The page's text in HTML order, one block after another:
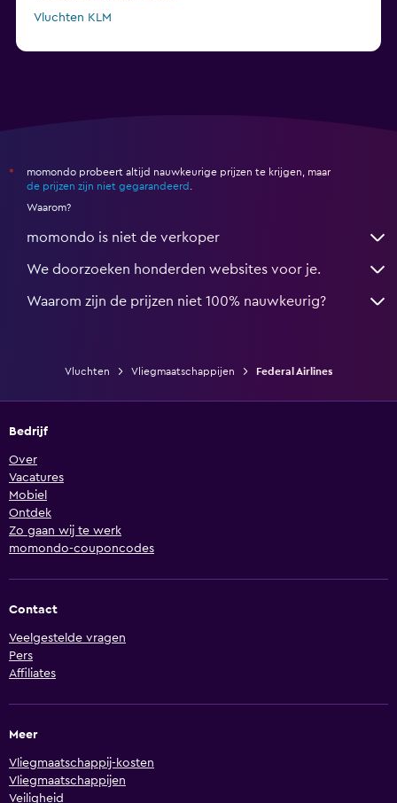
Vluchten KLM
*
momondo probeert altijd nauwkeurige prijzen te krijgen, maar
de prijzen zijn niet gegarandeerd
Waarom?
momondo is niet de verkoper
We doorzoeken honderden websites voor je.
Waarom zijn de prijzen niet 100% nauwkeurig?
Vluchten Vliegmaatschappijen Federal Airlines
Bedrijf
Over
Vacatures
Mobiel
Ontdek
Zo gaan wij te werk
momondo-couponcodes
Contact
Veelgestelde vragen
Pers
Affiliates
Meer
Vliegmaatschappij-kosten
Vliegmaatschappijen
Veiligheid